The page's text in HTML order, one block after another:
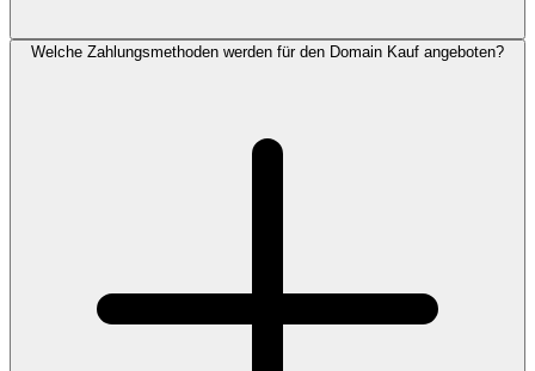
Welche Zahlungsmethoden werden für den Domain Kauf angeboten?